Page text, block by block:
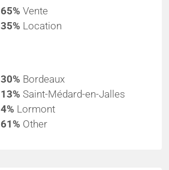
65% Vente
35% Location
30% Bordeaux
13% Saint-Médard-en-Jalles
4% Lormont
61% Other